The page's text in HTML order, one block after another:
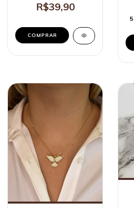
R$39,90
5